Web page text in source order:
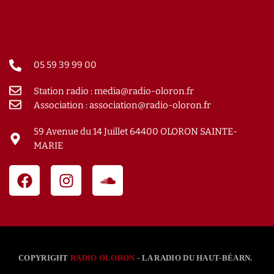
05 59 39 99 00
Station radio : media@radio-oloron.fr
Association : association@radio-oloron.fr
59 Avenue du 14 Juillet 64400 OLORON SAINTE-
MARIE
COPYRIGHTRADIO OLORON - LA RADIO DU HAUT-BÉARN.